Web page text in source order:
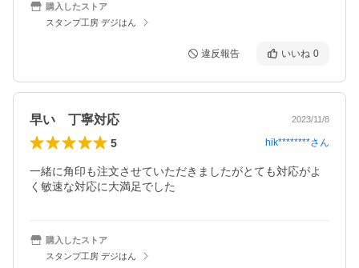
購入したストア
スタンプ工房 デジはん
違反報告 いいね 0
早い 丁寧対応 2023/11/8
5 hik********さん
一緒に角印も注文させていただきましたがとても対応がよ
く敏速な対応に大満足でした
購入したストア
スタンプ工房 デジはん